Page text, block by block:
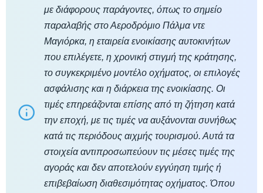
με διάφορους παράγοντες, όπως το σημείο
παραλαβής στο Αεροδρόμιο Πάλμα ντε
Μαγιόρκα, η εταιρεία ενοικίασης αυτοκινήτων
που επιλέγετε, η χρονική στιγμή της κράτησης,
το συγκεκριμένο μοντέλο οχήματος, οι επιλογές
ασφάλισης και η διάρκεια της ενοικίασης. Οι
τιμές επηρεάζονται επίσης από τη ζήτηση κατά
την εποχή, με τις τιμές να αυξάνονται συνήθως
κατά τις περιόδους αιχμής τουρισμού. Αυτά τα
στοιχεία αντιπροσωπεύουν τις μέσες τιμές της
αγοράς και δεν αποτελούν εγγύηση τιμής ή
επιβεβαίωση διαθεσιμότητας οχήματος. Όπου